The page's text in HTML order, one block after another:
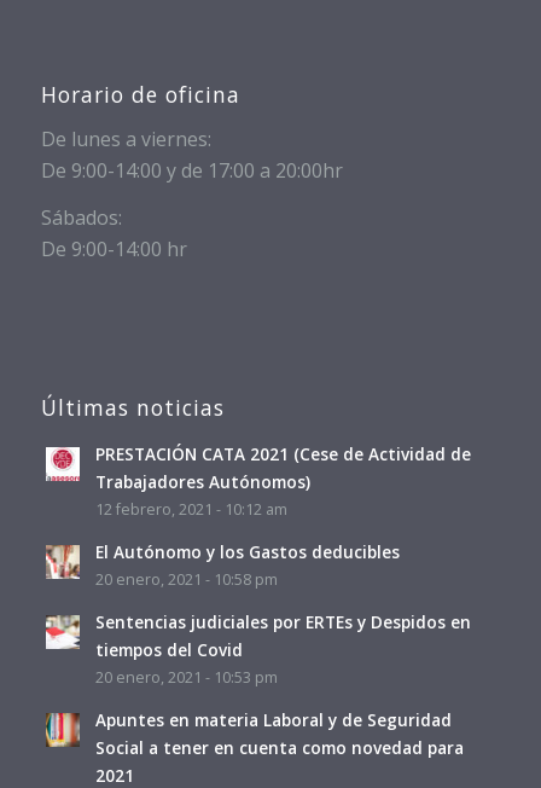
Horario de oficina
De lunes a viernes:
De 9:00-14:00 y de 17:00 a 20:00hr
Sábados:
De 9:00-14:00 hr
Últimas noticias
PRESTACIÓN CATA 2021 (Cese de Actividad de
Trabajadores Autónomos)
12 febrero, 2021 - 10:12 am
El Autónomo y los Gastos deducibles
20 enero, 2021 - 10:58 pm
Sentencias judiciales por ERTEs y Despidos en
tiempos del Covid
20 enero, 2021 - 10:53 pm
Apuntes en materia Laboral y de Seguridad
Social a tener en cuenta como novedad para
2021